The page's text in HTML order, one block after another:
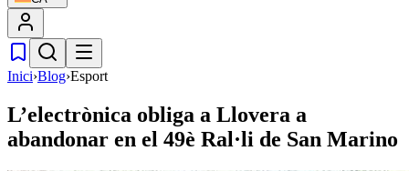
Inici›Blog›Esport
L’electrònica obliga a Llovera a
abandonar en el 49è Ral·li de San Marino